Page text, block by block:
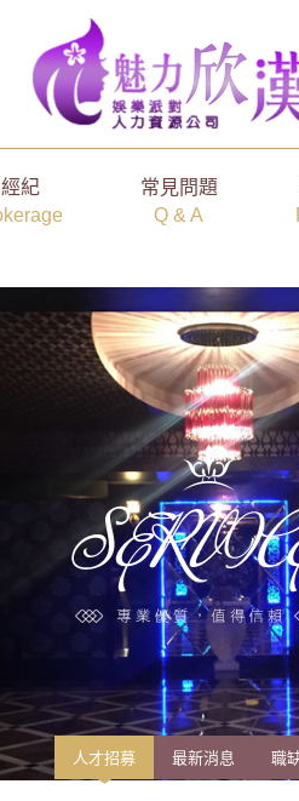
紀
常見問題
Q & A
人才招募 最新消息 職